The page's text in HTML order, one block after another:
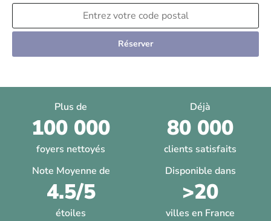
Réserver
Plus de
100 000
foyers nettoyés
Déjà
80 000
clients satisfaits
Note Moyenne de
4.5/5
étoiles
Disponible dans
>20
villes en France